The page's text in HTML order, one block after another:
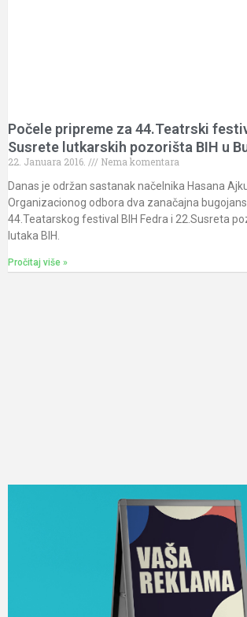
Počele pripreme za 44.Teatrski
Susrete lutkarskih pozorišta BIH u
22. Januara 2016.
Nema komentara
Danas je održan sastanak načelnika Hasana
Organizacionog odbora dva zanačajna
44.Teatarskog festival BIH Fedra i 22.Susreta
lutaka BIH.
Pročitaj više »